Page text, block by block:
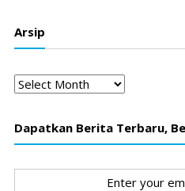
Arsip
Arsip
Dapatkan Berita Terbaru,
Enter your